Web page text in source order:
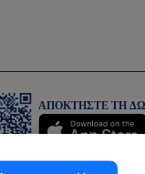
ΑΠΟΚΤΉΣΤΕ ΤΗ